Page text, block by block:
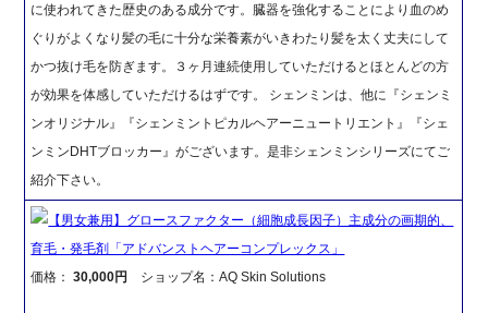
に使われてきた歴史のある成分です。臓器を強化することにより血のめ
ぐりがよくなり髪の毛に十分な栄養素がいきわたり髪を太く丈夫にして
かつ抜け毛を防ぎます。３ヶ月連続使用していただけるとほとんどの方
が効果を体感していただけるはずです。 シェンミンは、他に『シェンミ
ンオリジナル』『シェンミントピカルヘアーニュートリエント』『シェ
ンミンDHTブロッカー』がございます。是非シェンミンシリーズにてご
紹介下さい。
【男女兼用】グロースファクター（細胞成長因子）主成分の画期的、
育毛・発毛剤「アドバンストヘアーコンプレックス」
価格：30,000円 ショップ名：AQ Skin Solutions